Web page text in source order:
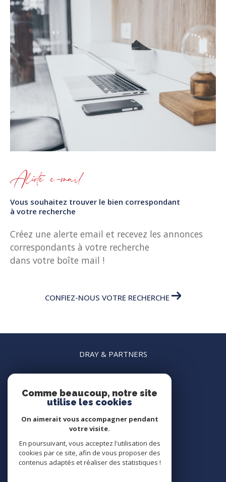
Alerte e-mail
Vous souhaitez trouver le bien correspondant
à votre recherche
Créez une alerte email et recevez les annonces
correspondants à votre recherche
dans votre boîte mail !
CONFIEZ-NOUS VOTRE RECHERCHE
DRAY & PARTNERS
04 22 45 15 15
agence.nice@dray-partners.com
63 rue France
Nous suivre sur
Comme beaucoup, notre site
utilise les cookies
On aimerait vous accompagner pendant
votre visite.
En poursuivant, vous acceptez l'utilisation des
cookies par ce site, afin de vous proposer des
contenus adaptés et réaliser des statistiques !